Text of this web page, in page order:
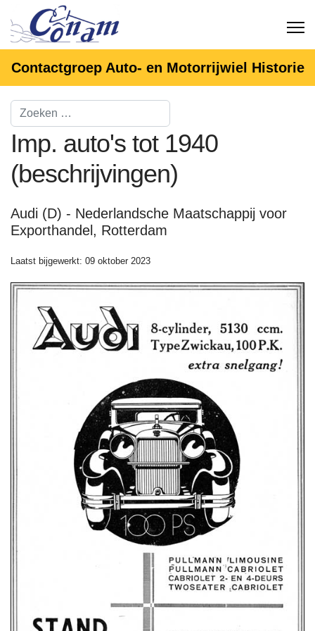
Contactgroep Auto- en Motorrijwiel Historie
Imp. auto's tot 1940
(beschrijvingen)
Audi (D) - Nederlandsche Maatschappij voor
Exporthandel, Rotterdam
Laatst bijgewerkt: 09 oktober 2023